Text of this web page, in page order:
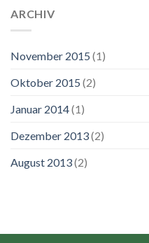
ARCHIV
November 2015 (1)
Oktober 2015 (2)
Januar 2014(1)
Dezember 2013(2)
August 2013(2)